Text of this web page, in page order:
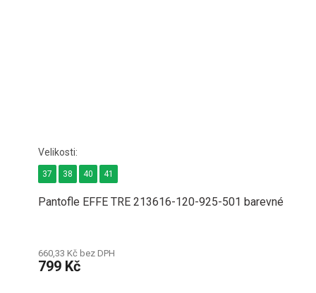
Pantofle EFFE TRE 213616-120-925-501 barevné
660,33 Kč bez DPH
799 Kč
37 38 40 41